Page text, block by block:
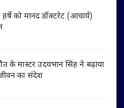
को मानद डॉक्टरेट (आचार्य)
के मास्टर उदयभान सिंह ने बढ़ाया
का संदेश